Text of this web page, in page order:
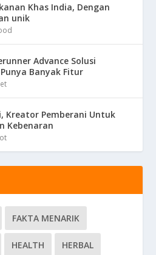
Khas India, Dengan
unik
Advance Solusi
Banyak Fitur
Kreator Pemberani Untuk
Kebenaran
FAKTA MENARIK
HEALTH HERBAL